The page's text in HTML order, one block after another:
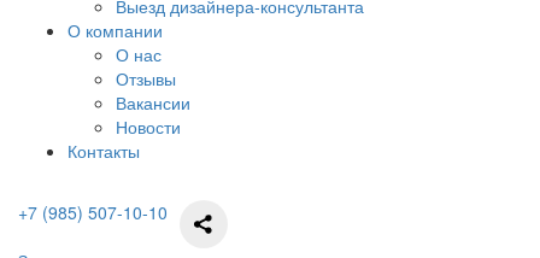
Выезд дизайнера-консультанта
О компании
О нас
Отзывы
Вакансии
Новости
Контакты
+7 (985) 507-10-10